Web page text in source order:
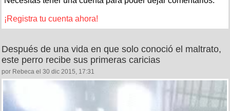
¡Registra tu cuenta ahora!
Después de una vida en que solo conoció el maltrato,
este perro recibe sus primeras caricias
por Rebeca el 30 dic 2015, 17:31